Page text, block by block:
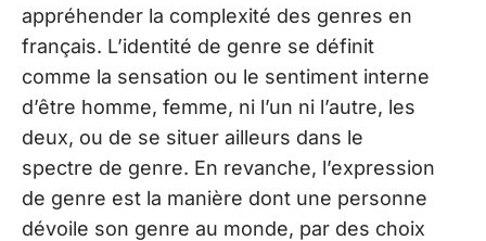
appréhender la complexité des genres en
français. L’identité de genre se définit
comme la sensation ou le sentiment interne
d’être homme, femme, ni l’un ni l’autre, les
deux, ou de se situer ailleurs dans le
spectre de genre. En revanche, l’expression
de genre est la manière dont une personne
dévoile son genre au monde, par des choix